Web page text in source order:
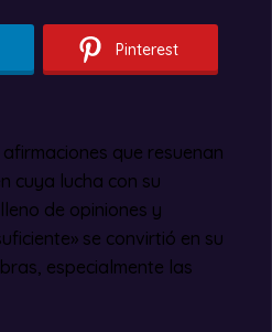
Pinterest
que resuenan
cuya lucha con su
de opiniones y
se convirtió en su
especialmente las